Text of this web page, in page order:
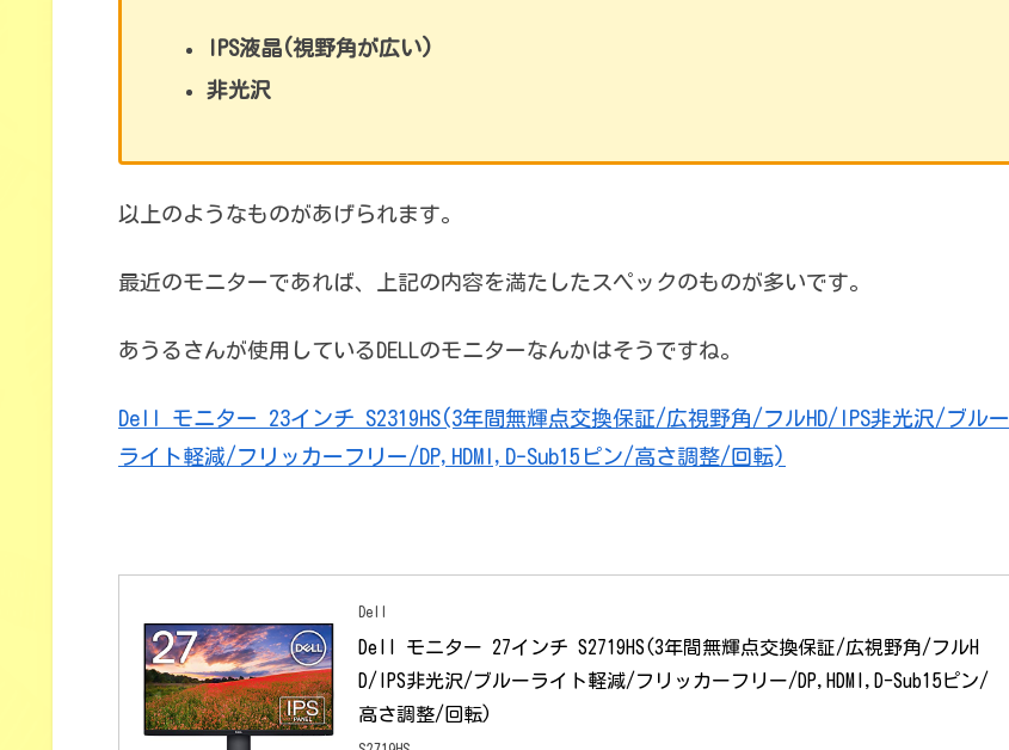
IPS液晶(視野角が広い)
非光沢
以上のようなものがあげられます。
最近のモニターであれば、上記の内容を満たしたスペックのものが多いです。
あうるさんが使用しているDELLのモニターなんかはそうですね。
Dell モニター 23インチ S2319HS(3年間無輝点交換保証/広視野角/フルHD/IPS非光沢/ブルー
ライト軽減/フリッカーフリー/DP,HDMI,D-Sub15ピン/高さ調整/回転)
Dell
Dell モニター 27インチ S2719HS(3年間無輝点交換保証/広視野角/フルH
D/IPS非光沢/ブルーライト軽減/フリッカーフリー/DP,HDMI,D-Sub15ピン/
高さ調整/回転)